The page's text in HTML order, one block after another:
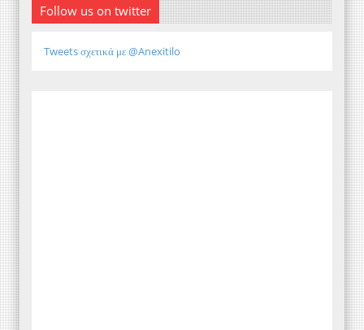
Follow us on twitter
Tweets σχετικά με @Anexitilo